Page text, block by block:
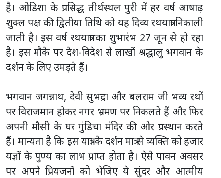
है। ओडिशा के प्रसिद्ध तीर्थस्थल पुरी में हर वर्ष आषाढ़
शुक्ल पक्ष की द्वितीया तिथि को यह दिव्य रथयात्रा निकाली
जाती है। इस वर्ष रथयात्रा का शुभारंभ 27 जून से हो रहा
है। इस मौके पर देश-विदेश से लाखों श्रद्धालु भगवान के
दर्शन के लिए उमड़ते हैं।
भगवान जगन्नाथ, देवी सुभद्रा और बलराम जी भव्य रथों
पर विराजमान होकर नगर भ्रमण पर निकलते हैं और फिर
अपनी मौसी के घर गुंडिचा मंदिर की ओर प्रस्थान करते
हैं। मान्यता है कि इस यात्रा के दर्शन मात्र से व्यक्ति को हजार
यज्ञों के पुण्य का लाभ प्राप्त होता है। ऐसे पावन अवसर
पर अपने प्रियजनों को भेजिए ये सुंदर और आत्मीय